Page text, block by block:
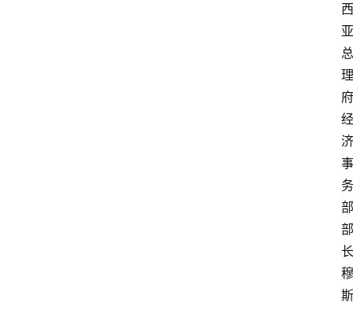
西
亚
总
理
府
经
济
事
务
部
部
长
穆
斯